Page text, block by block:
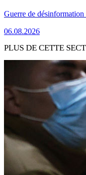
Guerre de
06.08.2026
PLUS DE CETTE